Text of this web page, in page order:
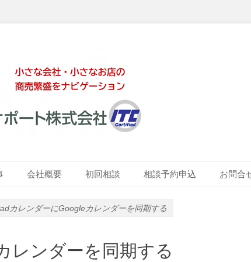
ト株式会社
会社概要 初回相談 相談予約申込 お問合
カレンダーにGoogleカレンダーを同期する
レンダーを同期する